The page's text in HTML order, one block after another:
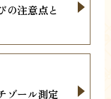
の注意点と
ゾール測定